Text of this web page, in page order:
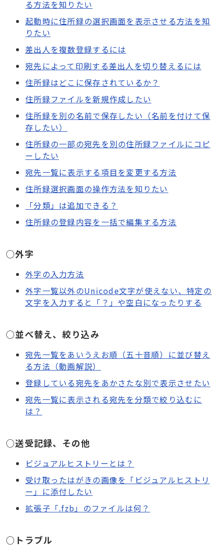
る方法を知りたい
起動時に住所録の選択画面を表示させる方法を知
りたい
差出人を複数登録するには
宛先によって印刷する差出人を切り替えるには
住所録はどこに保存されているか？
住所録ファイルを新規作成したい
住所録を別の名前で保存したい（名前を付けて保
存したい）
住所録の一部の宛先を別の住所録ファイルにコピ
ーしたい
宛先一覧に表示する項目を変更する方法
住所録選択画面の操作方法を知りたい
「分類」は追加できる？
住所録の登録内容を一括で編集する方法
○外字
外字の入力方法
外字一覧以外のUnicode文字が使えない、特定の
文字を入力すると「？」や空白になったりする
○並べ替え、絞り込み
宛先一覧をあいうえお順（五十音順）に並び替え
る方法（動画解説）
登録している宛先をあかさたな別で表示させたい
宛先一覧に表示される宛先を分類で絞り込むに
は？
○送受記録、その他
ビジュアルヒストリーとは？
受け取ったはがきの画像を「ビジュアルヒストリ
ー」に添付したい
拡張子「.fzb」のファイルは何？
○トラブル